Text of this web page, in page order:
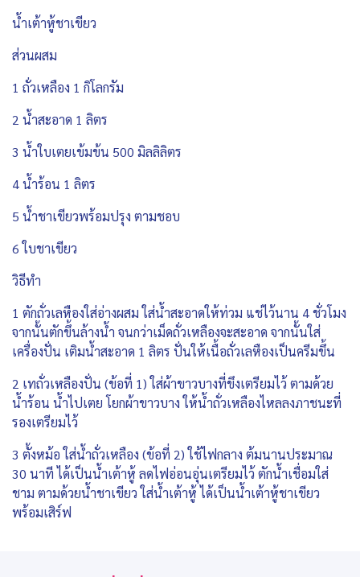
น้ำเต้าหู้ชาเขียว
ส่วนผสม
1 ถั่วเหลือง 1 กิโลกรัม
2 น้ำสะอาด 1 ลิตร
3 น้ำใบเตยเข้มข้น 500 มิลลิลิตร
4 น้ำร้อน 1 ลิตร
5 น้ำชาเขียวพร้อมปรุง ตามชอบ
6 ใบชาเขียว
วิธีทำ
1 ตักถั่วเลหืองใส่อ่างผสม ใส่น้ำสะอาดให้ท่วม แช่ไว้นาน 4 ชั่วโมง
จากนั้นตักขึ้นล้างน้ำ จนกว่าเม็ดถั่วเหลืองจะสะอาด จากนั้นใส่
เครื่องปั่น เติมน้ำสะอาด 1 ลิตร ปั่นให้เนื้อถั่วเลหืองเป็นครีมขึ้น
2 เทถั่วเหลืองปั่น (ข้อที่ 1) ใส่ผ้าขาวบางที่ขึงเตรียมไว้ ตามด้วย
น้ำร้อน น้ำไปเตย โยกผ้าขาวบาง ให้น้ำถั่วเหลืองไหลลงภาชนะที่
รองเตรียมไว้
3 ตั้งหม้อ ใส่น้ำถั่วเหลือง (ข้อที่ 2) ใช้ไฟกลาง ต้มนานประมาณ
30 นาที ได้เป็นน้ำเต้าหู้ ลดไฟอ่อนอุ่นเตรียมไว้ ตักน้ำเชื่อมใส่
ชาม ตามด้วยน้ำชาเขียว ใส่น้ำเต้าหู้ ได้เป็นน้ำเต้าหู้ชาเขียว
พร้อมเสิร์ฟ